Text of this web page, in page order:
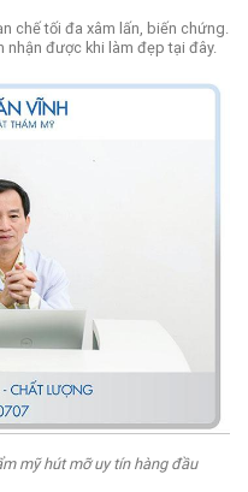
chế tối đa xâm lấn, biến chứng.
được khi làm đẹp tại đây.
mỹ hút mỡ uy tín hàng đầu